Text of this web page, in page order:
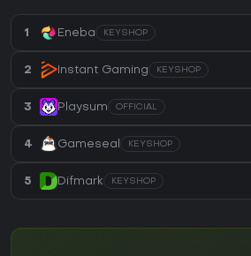
1 Eneba KEYSHOP
2 Instant Gaming KEYSHOP
3 Playsum OFFICIAL
4 Gameseal KEYSHOP
5 Difmark KEYSHOP